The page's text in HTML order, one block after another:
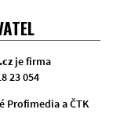
je firma
23 054
Profimedia a ČTK